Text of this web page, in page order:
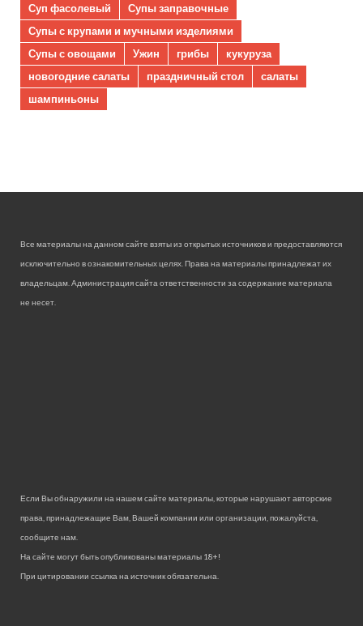
Суп фасолевый
Супы заправочные
Супы с крупами и мучными изделиями
Супы с овощами
Ужин грибы
кукуруза
новогодние салаты
праздничный стол
салаты
шампиньоны
Все материалы на данном сайте взяты из открытых источников и предоставляются
исключительно в ознакомительных целях. Права на материалы принадлежат их
владельцам. Администрация сайта ответственности за содержание материала
не несет.
Если Вы обнаружили на нашем сайте материалы, которые нарушают авторские
права, принадлежащие Вам, Вашей компании или организации, пожалуйста,
сообщите нам.
На сайте могут быть опубликованы материалы 18+!
При цитировании ссылка на источник обязательна.